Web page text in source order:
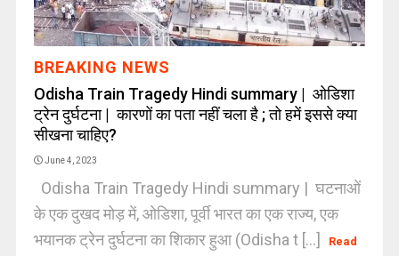
BREAKING NEWS
Odisha Train Tragedy Hindi summary | ओडिशा
ट्रेन दुर्घटना | कारणों का पता नहीं चला है ; तो हमें इससे क्या
सीखना चाहिए?
June 4, 2023
Odisha Train Tragedy Hindi summary | घटनाओं
के एक दुखद मोड़ में, ओडिशा, पूर्वी भारत का एक राज्य, एक
भयानक ट्रेन दुर्घटना का शिकार हुआ (Odisha t [...]
Read